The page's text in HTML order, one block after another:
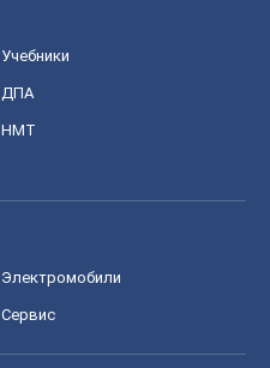
Учебники
ДПА
НМТ
Электромобили
Сервис